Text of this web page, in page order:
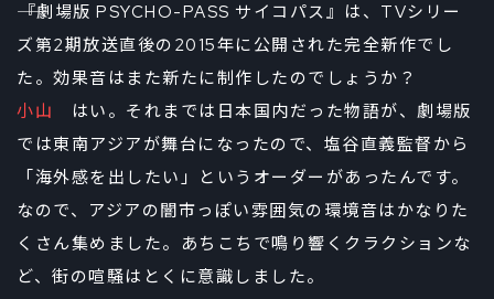
――『劇場版 PSYCHO-PASS サイコパス』は、TVシリー
ズ第2期放送直後の2015年に公開された完全新作でし
た。効果音はまた新たに制作したのでしょうか？
小山 はい。それまでは日本国内だった物語が、劇場版
では東南アジアが舞台になったので、塩谷直義監督から
「海外感を出したい」というオーダーがあったんです。
なので、アジアの闇市っぽい雰囲気の環境音はかなりた
くさん集めました。あちこちで鳴り響くクラクションな
ど、街の喧騒はとくに意識しました。